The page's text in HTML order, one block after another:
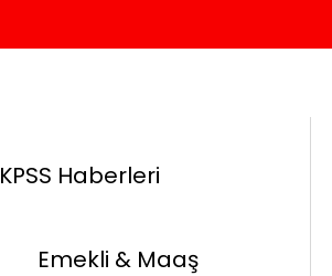
KPSS Haberleri
Emekli & Maaş